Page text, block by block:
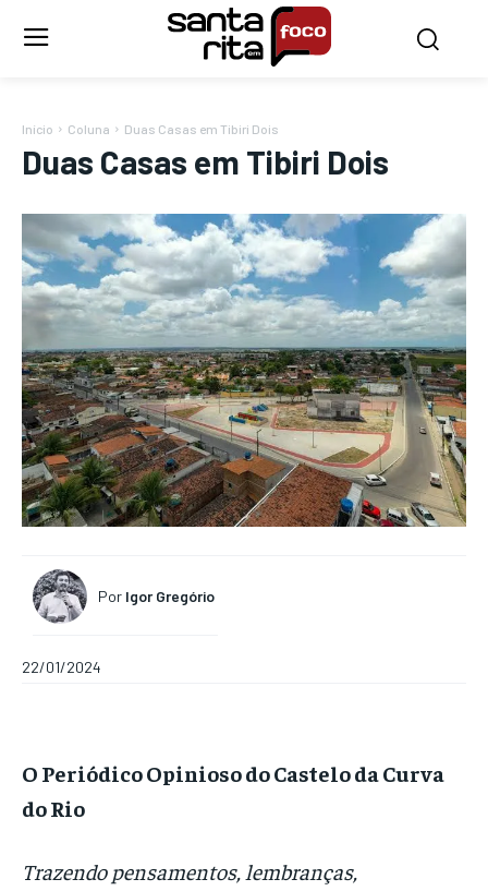
Início Coluna Duas Casas em Tibiri Dois
Duas Casas em Tibiri Dois
Por Igor Gregório
22/01/2024
O Periódico Opinioso do Castelo da Curva
do Rio
Trazendo pensamentos, lembranças,